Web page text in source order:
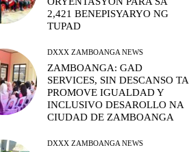
2,421 BENEPISYARYO NG
TUPAD
DXXX ZAMBOANGA NEWS
ZAMBOANGA: GAD
SERVICES, SIN DESCANSO TA
PROMOVE IGUALDAD Y
INCLUSIVO DESAROLLO NA
CIUDAD DE ZAMBOANGA
DXXX ZAMBOANGA NEWS